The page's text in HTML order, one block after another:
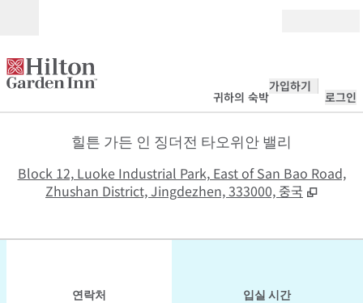
귀하의 숙박
가입하기
로그인
힐튼 가든 인 징더전 타오위안 밸리
Block 12, Luoke Industrial Park, East of San Bao Road,
Zhushan District, Jingdezhen, 333000, 중국
연락처
입실 시간